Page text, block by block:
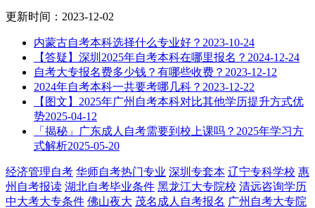
更新时间：2023-12-02
内蒙古自考本科选择什么专业好？ 2023-10-24
【答疑】深圳2025年自考本科在哪里报名？ 2024-12-24
自考大专报名费多少钱？有哪些收费？ 2023-12-12
2024年自考本科一共要考哪几科？ 2023-12-22
【图文】2025年广州自考本科对比其他学历提升方式优
势2025-04-12
「揭秘」广东成人自考需要到校上课吗？2025年学习方
式解析2025-05-20
经济管理自考 华师自考热门专业 深圳专套本 辽宁专科学校 惠
州自考报读 湖北自考毕业条件 黑龙江大专院校 清远咨询学历
中大考大专条件 佛山夜大 茂名成人自考报名 广州自考大专院